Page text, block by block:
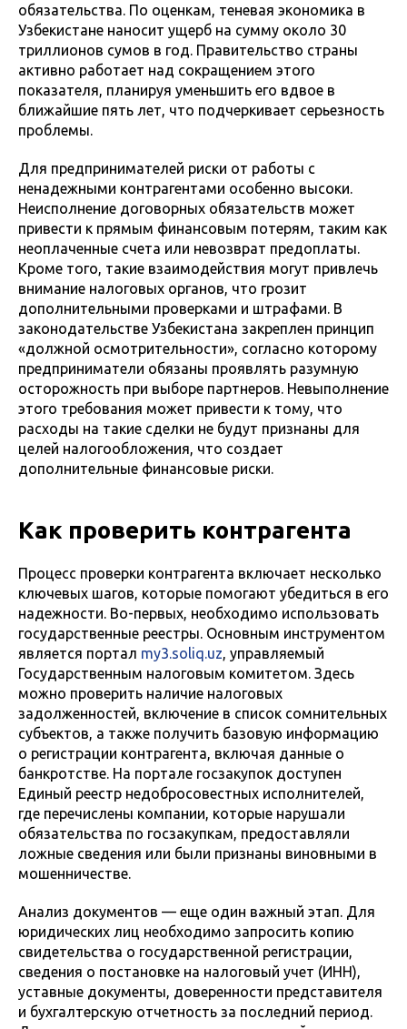
обязательства. По оценкам, теневая экономика в
Узбекистане наносит ущерб на сумму около 30
триллионов сумов в год. Правительство страны
активно работает над сокращением этого
показателя, планируя уменьшить его вдвое в
ближайшие пять лет, что подчеркивает серьезность
проблемы.
Для предпринимателей риски от работы с
ненадежными контрагентами особенно высоки.
Неисполнение договорных обязательств может
привести к прямым финансовым потерям, таким как
неоплаченные счета или невозврат предоплаты.
Кроме того, такие взаимодействия могут привлечь
внимание налоговых органов, что грозит
дополнительными проверками и штрафами. В
законодательстве Узбекистана закреплен принцип
«должной осмотрительности», согласно которому
предприниматели обязаны проявлять разумную
осторожность при выборе партнеров. Невыполнение
этого требования может привести к тому, что
расходы на такие сделки не будут признаны для
целей налогообложения, что создает
дополнительные финансовые риски.
Как проверить контрагента
Процесс проверки контрагента включает несколько
ключевых шагов, которые помогают убедиться в его
надежности. Во-первых, необходимо использовать
государственные реестры. Основным инструментом
является портал my3.soliq.uz, управляемый
Государственным налоговым комитетом. Здесь
можно проверить наличие налоговых
задолженностей, включение в список сомнительных
субъектов, а также получить базовую информацию
о регистрации контрагента, включая данные о
банкротстве. На портале госзакупок доступен
Единый реестр недобросовестных исполнителей,
где перечислены компании, которые нарушали
обязательства по госзакупкам, предоставляли
ложные сведения или были признаны виновными в
мошенничестве.
Анализ документов — еще один важный этап. Для
юридических лиц необходимо запросить копию
свидетельства о государственной регистрации,
сведения о постановке на налоговый учет (ИНН),
уставные документы, доверенности представителя
и бухгалтерскую отчетность за последний период.